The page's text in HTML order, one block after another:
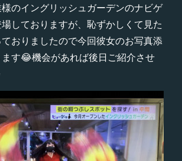
のイングリッシュガーデンのナビゲ
しておりますが、恥ずかしくて見た
おりましたので今回彼女のお写真添
す😂機会があれば後日ご紹介させ